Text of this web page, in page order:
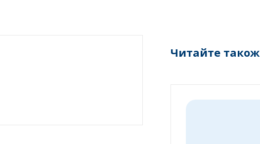
Читайте також